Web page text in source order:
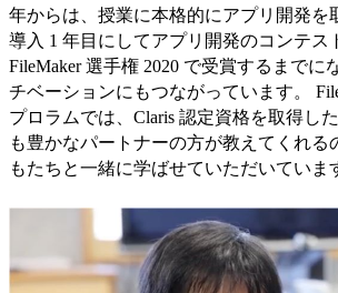
年からは、授業に本格的にアプリ開発を
導入 1 年目にしてアプリ開発のコンテス
FileMaker 選手権 2020 で受賞するまでに
チベーションにもつながっています。
プロラムでは、Claris 認定資格を取得し
も豊かなパートナーの方が教えてくれる
もたちと一緒に学ばせていただいていま